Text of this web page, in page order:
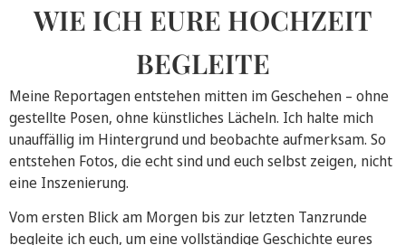
WIE ICH EURE HOCHZEIT
BEGLEITE
Meine Reportagen entstehen mitten im Geschehen – ohne
gestellte Posen, ohne künstliches Lächeln. Ich halte mich
unauffällig im Hintergrund und beobachte aufmerksam. So
entstehen Fotos, die echt sind und euch selbst zeigen, nicht
eine Inszenierung.
Vom ersten Blick am Morgen bis zur letzten Tanzrunde
begleite ich euch, um eine vollständige Geschichte eures